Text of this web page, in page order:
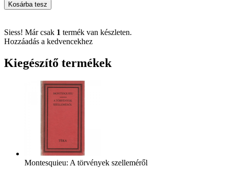
Kosárba tesz
Siess! Már csak 1 termék van készleten.
Hozzáadás a kedvencekhez
Kiegészítő termékek
Montesquieu: A törvények szelleméről